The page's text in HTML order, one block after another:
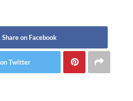
Share on Facebook
Twitter